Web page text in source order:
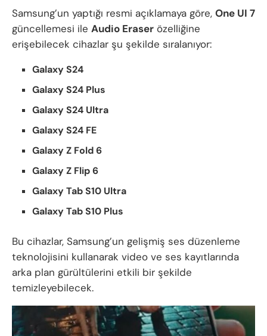
Samsung’un yaptığı resmi açıklamaya göre, One UI 7
güncellemesi ile Audio Eraser özelliğine
erişebilecek cihazlar şu şekilde sıralanıyor:
Galaxy S24
Galaxy S24 Plus
Galaxy S24 Ultra
Galaxy S24 FE
Galaxy Z Fold 6
Galaxy Z Flip 6
Galaxy Tab S10 Ultra
Galaxy Tab S10 Plus
Bu cihazlar, Samsung’un gelişmiş ses düzenleme
teknolojisini kullanarak video ve ses kayıtlarında
arka plan gürültülerini etkili bir şekilde
temizleyebilecek.